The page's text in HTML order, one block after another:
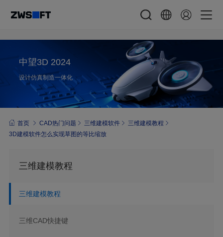
中望3D 2024
设计仿真制造一体化
首页 CAD热门问题 三维建模软件
三维建模教程
3D建模软件怎么实现草图的等比缩放
三维建模教程
三维建模教程
三维CAD快捷键